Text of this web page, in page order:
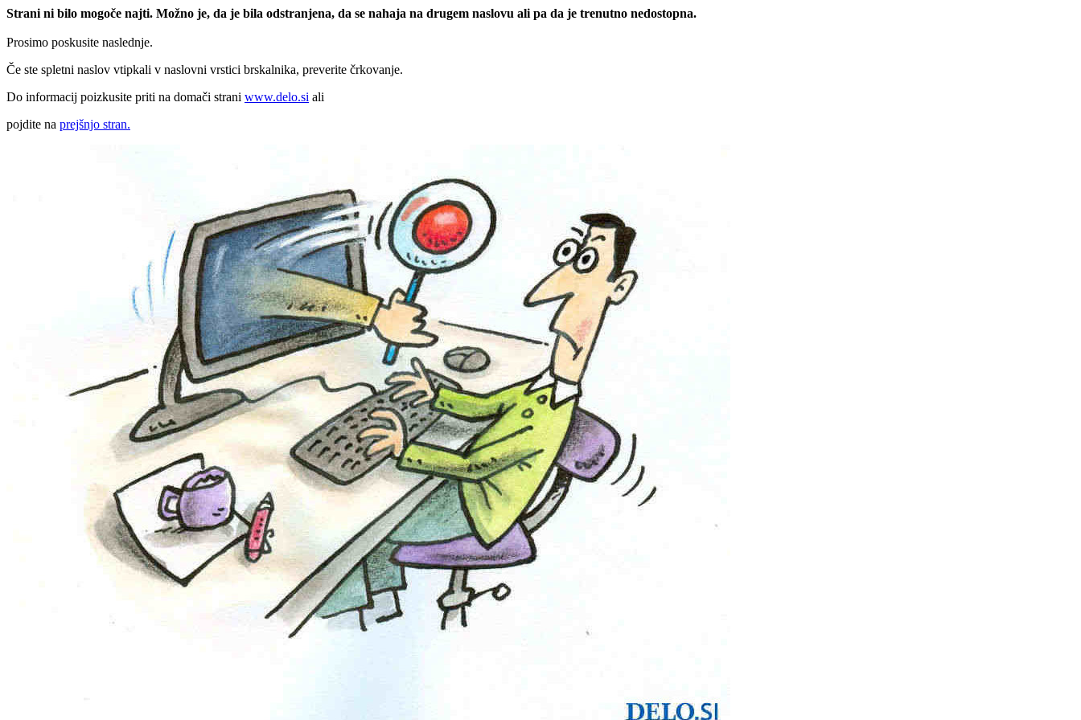
Strani ni bilo mogoče najti. Možno je, da je bila odstranjena, da se nahaja na drugem naslovu ali pa da je trenutno nedostopna.
Prosimo poskusite naslednje.
Če ste spletni naslov vtipkali v naslovni vrstici brskalnika, preverite črkovanje.
Do informacij poizkusite priti na domači strani www.delo.si ali
pojdite na prejšnjo stran.